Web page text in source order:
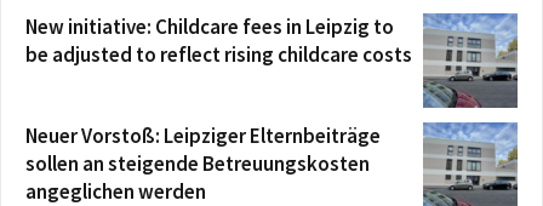
New initiative: Childcare fees in Leipzig to
be adjusted to reflect rising childcare costs
Neuer Vorstoß: Leipziger Elternbeiträge
sollen an steigende Betreuungskosten
angeglichen werden